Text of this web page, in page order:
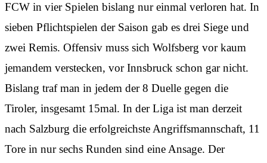
FCW in vier Spielen bislang nur einmal verloren hat. In
sieben Pflichtspielen der Saison gab es drei Siege und
zwei Remis. Offensiv muss sich Wolfsberg vor kaum
jemandem verstecken, vor Innsbruck schon gar nicht.
Bislang traf man in jedem der 8 Duelle gegen die
Tiroler, insgesamt 15mal. In der Liga ist man derzeit
nach Salzburg die erfolgreichste Angriffsmannschaft, 11
Tore in nur sechs Runden sind eine Ansage. Der